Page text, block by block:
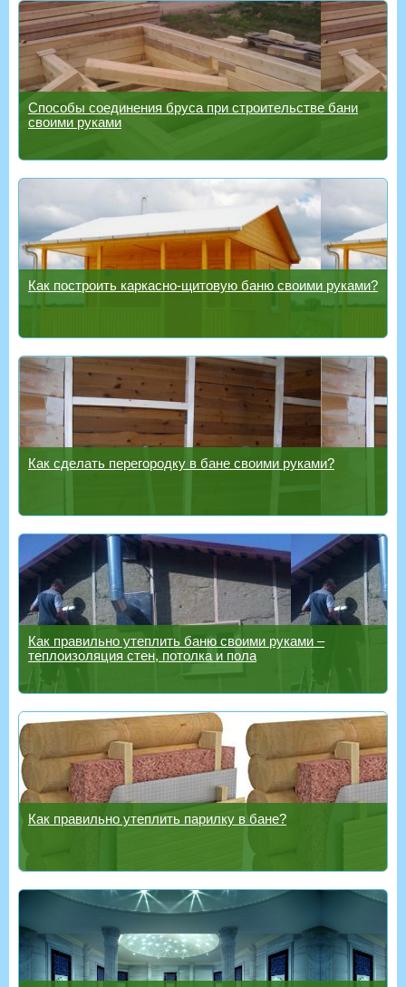
Способы соединения бруса при строительстве бани
своими руками
Как построить каркасно-щитовую баню своими руками?
Как сделать перегородку в бане своими руками?
Как правильно утеплить баню своими руками –
теплоизоляция стен, потолка и пола
Как правильно утеплить парилку в бане?